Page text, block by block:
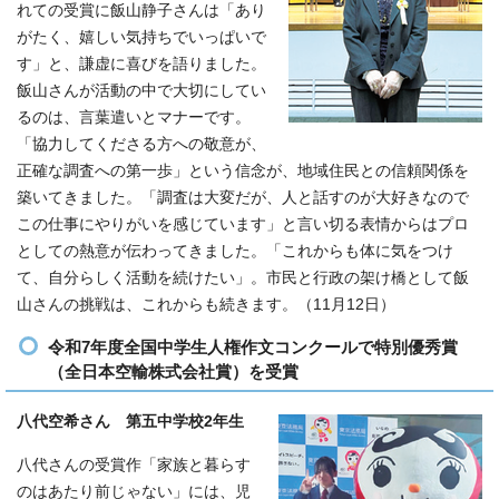
れての受賞に飯山静子さんは「あり
がたく、嬉しい気持ちでいっぱいで
す」と、謙虚に喜びを語りました。
飯山さんが活動の中で大切にしてい
るのは、言葉遣いとマナーです。
「協力してくださる方への敬意が、
正確な調査への第一歩」という信念が、地域住民との信頼関係を
築いてきました。「調査は大変だが、人と話すのが大好きなので
この仕事にやりがいを感じています」と言い切る表情からはプロ
としての熱意が伝わってきました。「これからも体に気をつけ
て、自分らしく活動を続けたい」。市民と行政の架け橋として飯
山さんの挑戦は、これからも続きます。（11月12日）
令和7年度全国中学生人権作文コンクールで特別優秀賞
（全日本空輸株式会社賞）を受賞
八代空希さん 第五中学校2年生
八代さんの受賞作「家族と暮らす
のはあたり前じゃない」には、児